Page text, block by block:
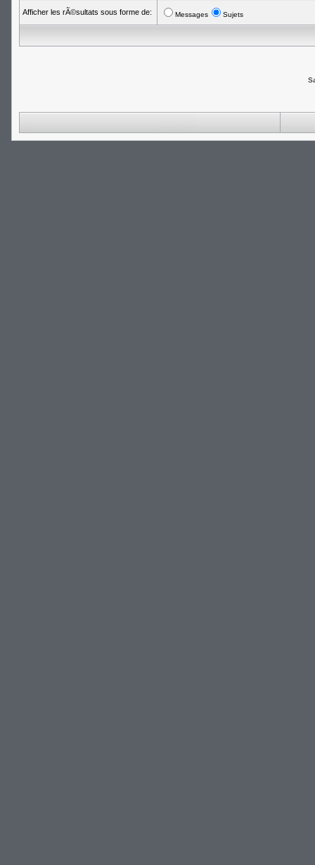
Afficher les rÃ©sultats sous forme de: Messages Sujets